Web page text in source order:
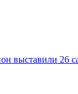
выставили 26